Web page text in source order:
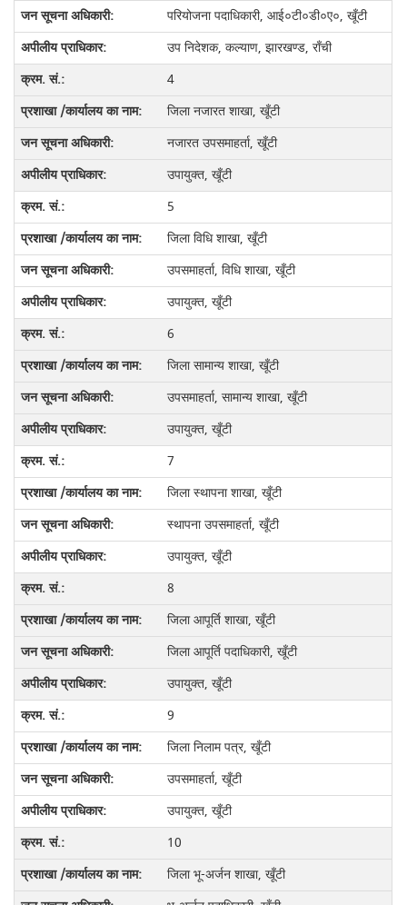
परियोजना पदाधिकारी, आई०टी०डी०ए०, खूँटी
उप निदेशक, कल्याण, झारखण्ड, राँची
4
जिला नजारत शाखा, खूँटी
नजारत उपसमाहर्ता, खूँटी
उपायुक्त, खूँटी
5
जिला विधि शाखा, खूँटी
उपसमाहर्ता, विधि शाखा, खूँटी
उपायुक्त, खूँटी
6
जिला सामान्य शाखा, खूँटी
उपसमाहर्ता, सामान्य शाखा, खूँटी
उपायुक्त, खूँटी
7
जिला स्थापना शाखा, खूँटी
स्थापना उपसमाहर्ता, खूँटी
उपायुक्त, खूँटी
8
जिला आपूर्ति शाखा, खूँटी
जिला आपूर्ति पदाधिकारी, खूँटी
उपायुक्त, खूँटी
9
जिला निलाम पत्र, खूँटी
उपसमाहर्ता, खूँटी
उपायुक्त, खूँटी
10
जिला भू-अर्जन शाखा, खूँटी